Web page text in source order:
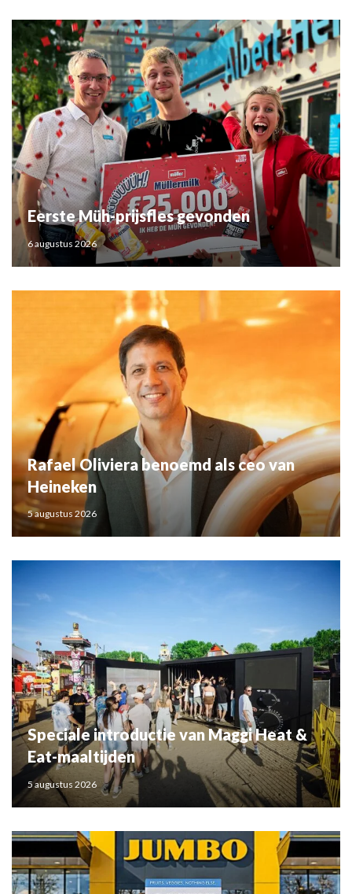
Eerste Müh-prijsfles gevonden
6 augustus 2026
Rafael Oliviera benoemd als ceo van
Heineken
5 augustus 2026
Speciale introductie van Maggi Heat &
Eat-maaltijden
5 augustus 2026